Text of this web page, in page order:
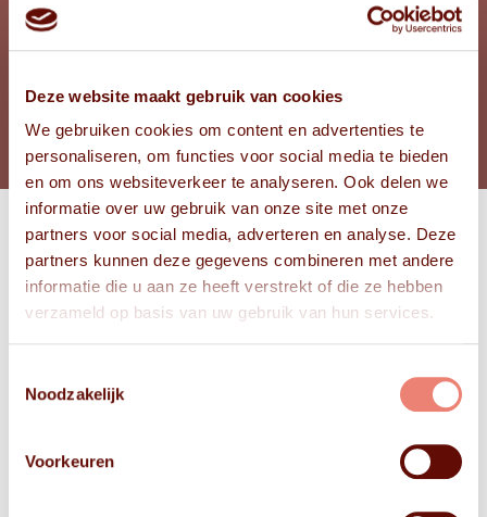
Deze website maakt gebruik van cookies
We gebruiken cookies om content en advertenties te
personaliseren, om functies voor social media te bieden
en om ons websiteverkeer te analyseren. Ook delen we
informatie over uw gebruik van onze site met onze
partners voor social media, adverteren en analyse. Deze
partners kunnen deze gegevens combineren met andere
informatie die u aan ze heeft verstrekt of die ze hebben
verzameld op basis van uw gebruik van hun services.
Noodzakelijk
Voorkeuren
SCHOENMAAT
BEKIJK FOTO'S
Bekijk
FOTO'S